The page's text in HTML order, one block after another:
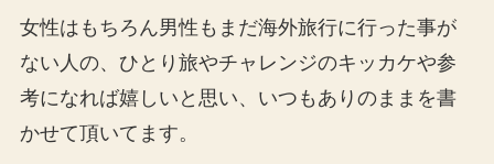
女性はもちろん男性もまだ海外旅行に行った事が
ない人の、ひとり旅やチャレンジのキッカケや参
考になれば嬉しいと思い、いつもありのままを書
かせて頂いてます。